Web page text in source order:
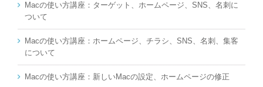
Macの使い方講座：ターゲット、ホームページ、SNS、名刺に
ついて
Macの使い方講座：ホームページ、チラシ、SNS、名刺、集客
について
Macの使い方講座：新しいMacの設定、ホームページの修正